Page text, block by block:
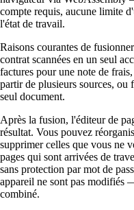
compte requis, aucune limite
l'état de travail.
Raisons courantes de
contrat scannées en un seul
factures pour une note de
partir de plusieurs sources, ou
seul document.
Après la fusion, l'éditeur de
résultat. Vous pouvez
supprimer celles que vous ne
pages qui sont arrivées de
sans protection par mot de
appareil ne sont pas
combiné.